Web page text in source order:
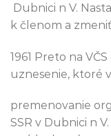
Dubnici n V.
k členom a
1961 Preto na
uznesenie, ktoré
premenovanie
SSR v Dubnici n